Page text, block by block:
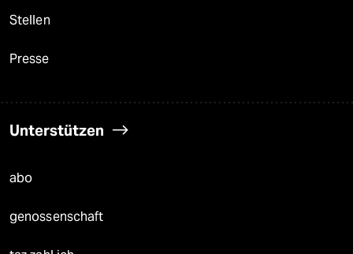
Stellen
Presse
Unterstützen
abo
genossenschaft